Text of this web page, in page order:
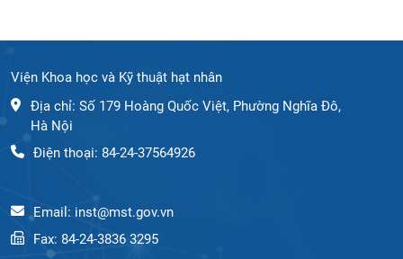
Viện Khoa học và Kỹ thuật hạt nhân
Địa chỉ: Số 179 Hoàng Quốc Việt, Phường Nghĩa Đô,
Hà Nội
Điện thoại: 84-24-37564926
Email: inst@mst.gov.vn
Fax: 84-24-3836 3295